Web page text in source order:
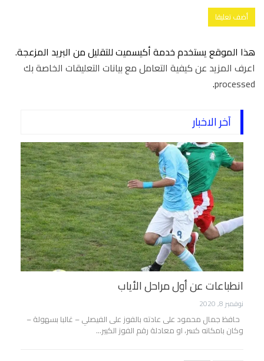
هذا الموقع يستخدم خدمة أكيسميت للتقليل من البريد المزعجة.
اعرف المزيد عن كيفية التعامل مع بيانات التعليقات الخاصة بك
processed
.
آخر الاخبار
انطباعات عن أول مراحل الأياب
نوفمبر 8, 2020
حافظ جمال محمود على عادته بالفوز على الفيصلي – غالبا بسهولة –
وكان بامكانه كسر، او معادلة رقم الفوز الكبير…